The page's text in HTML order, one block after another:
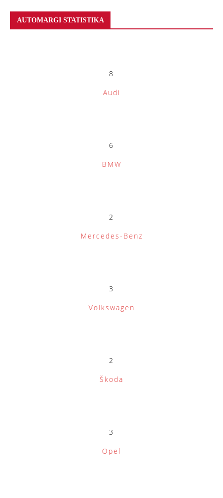
AUTOMARGI STATISTIKA
8
Audi
6
BMW
2
Mercedes-Benz
3
Volkswagen
2
Škoda
3
Opel